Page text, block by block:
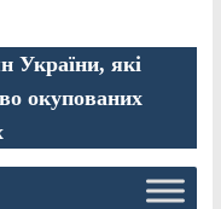
України, які
окупованих